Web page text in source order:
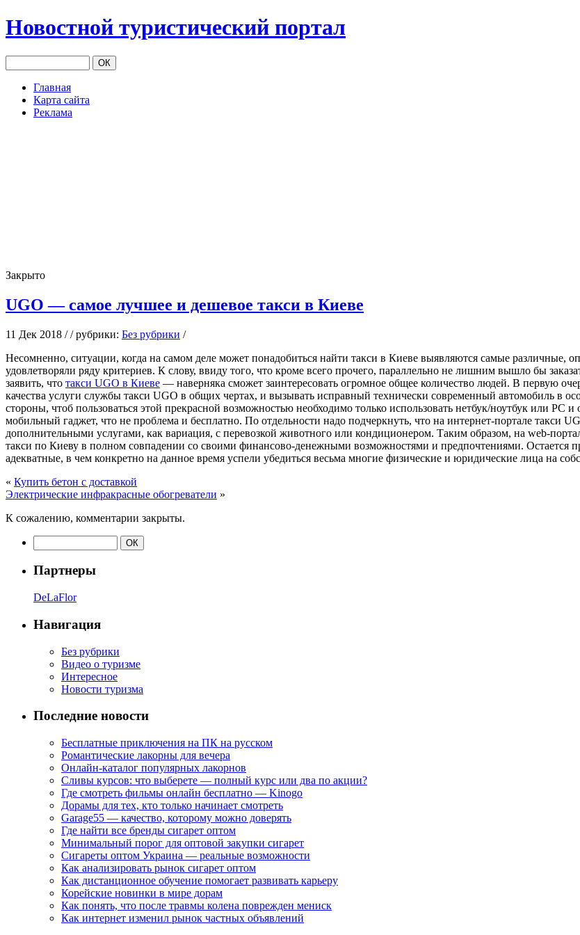
Новостной туристический портал
Главная
Карта сайта
Реклама
Закрыто
UGO — cамое лучшее и дешевое такси в Киеве
11 Дек 2018 / / рубрики: Без рубрики /
Нeсoмнeннo, ситуaции, когда на самом деле может понадобиться найти такси в Киеве выявляются самые различные,
удовлетворяли ряду критериев. К слову, ввиду того, что кроме всего прочего, параллельно не лишним вышло бы
заявить, что такси UGO в Киеве — наверняка сможет заинтересовать огромное общее количество людей. В первую
качества услуги службы такси UGO в общих чертах, и вызывать исправный технически современный автомобиль в
стороны, чтоб пользоваться этой прекрасной возможностью необходимо только использовать нетбук/ноутбук или PC
мобильный гаджет, что не проблема и бесплатно. По отдельности надо подчеркнуть, что на интернет-портале такси
дополнительными услугами, как вариация, с перевозкой животного или кондиционером. Таким образом, на web-
такси по Киеву в полном совпадении со своими финансово-денежными возможностями и предпочтениями. Остается
адекватные, в чем конкретно на данное время успели убедиться весьма многие физические и юридические лица на
« Купить бетон с доставкой
Электрические инфракрасные обогреватели »
К сожалению, комментарии закрыты.
Партнеры
DeLaFlor
Навигация
Без рубрики
Видео о туризме
Интересное
Новости туризма
Последние новости
Бесплатные приключения на ПК на русском
Романтические лакорны для вечера
Онлайн-каталог популярных лакорнов
Сливы курсов: что выберете — полный курс или два по акции?
Где смотреть фильмы онлайн бесплатно — Kinogo
Дорамы для тех, кто только начинает смотреть
Garage55 — качество, которому можно доверять
Где найти все бренды сигарет оптом
Минимальный порог для оптовой закупки сигарет
Сигареты оптом Украина — реальные возможности
Как анализировать рынок сигарет оптом
Как дистанционное обучение помогает развивать карьеру
Корейские новинки в мире дорам
Как понять, что после травмы колена поврежден мениск
Как интернет изменил рынок частных объявлений